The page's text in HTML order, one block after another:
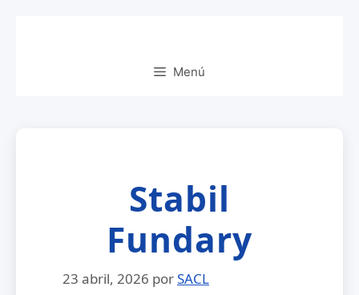
Menú
Stabil
Fundary
23 abril, 2026 porSACL